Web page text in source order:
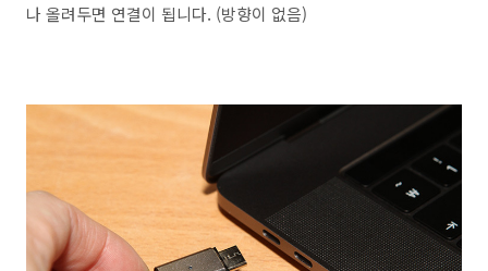
나 올려두면 연결이 됩니다. (방향이 없음)